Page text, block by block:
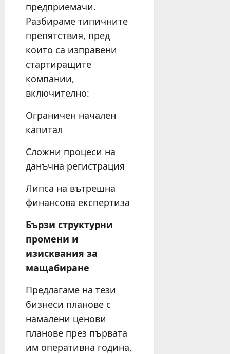
предприемачи.
Разбираме типичните
препятствия, пред
които са изправени
стартиращите
компании,
включително:
Ограничен начален
капитал
Сложни процеси на
данъчна регистрация
Липса на вътрешна
финансова експертиза
Бързи структурни
промени и
изисквания за
мащабиране
Предлагаме на тези
бизнеси планове с
намалени ценови
планове през първата
им оперативна година,